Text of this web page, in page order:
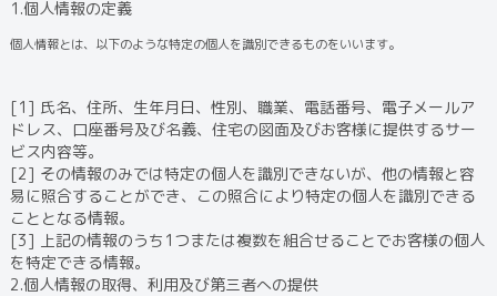
1.個人情報の定義
個人情報とは、以下のような特定の個人を識別できるものをいいます。
[1] 氏名、住所、生年月日、性別、職業、電話番号、電子メールア
ドレス、口座番号及び名義、住宅の図面及びお客様に提供するサー
ビス内容等。
[2] その情報のみでは特定の個人を識別できないが、他の情報と容
易に照合することができ、この照合により特定の個人を識別できる
こととなる情報。
[3] 上記の情報のうち1つまたは複数を組合せることでお客様の個人
を特定できる情報。
2.個人情報の取得、利用及び第三者への提供